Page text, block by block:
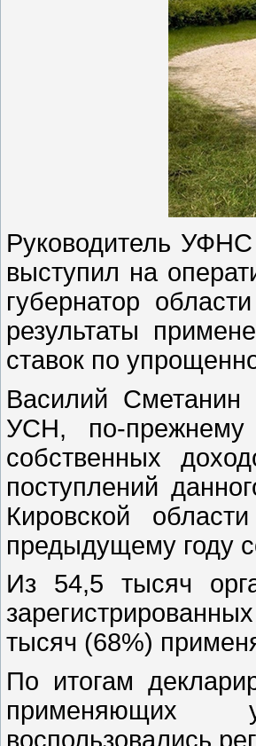
Руководитель
выступил на
губернатор
результаты
ставок по
Василий Сметанин
УСН, по-прежнему
собственных
поступлений
Кировской
предыдущему году
Из 54,5 тысяч
тысяч (68%)
По итогам
применяющих
воспользовались